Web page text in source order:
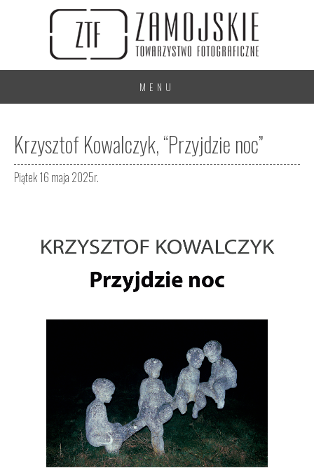
MENU
Krzysztof Kowalczyk, “Przyjdzie noc”
Piątek 16 maja 2025r.